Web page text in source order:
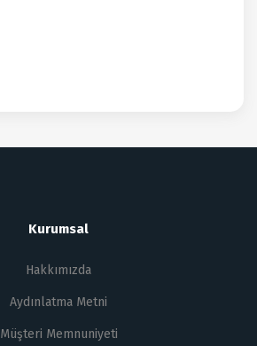
Kurumsal
Hakkımızda
Aydınlatma Metni
Müşteri Memnuniyeti